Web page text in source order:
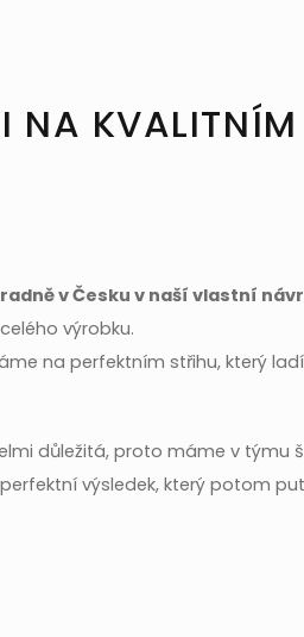
NA KVALITNÍM
v Česku v naší vlastní
výrobku.
na perfektním střihu, který
důležitá, proto máme v týmu
výsledek, který potom